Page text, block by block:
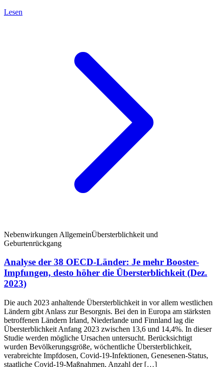
Lesen
Nebenwirkungen AllgemeinÜbersterblichkeit und
Geburtenrückgang
Analyse der 38 OECD-Länder: Je mehr Booster-
Impfungen, desto höher die Übersterblichkeit (Dez.
2023)
Die auch 2023 anhaltende Übersterblichkeit in vor allem westlichen
Ländern gibt Anlass zur Besorgnis. Bei den in Europa am stärksten
betroffenen Ländern Irland, Niederlande und Finnland lag die
Übersterblichkeit Anfang 2023 zwischen 13,6 und 14,4%. In dieser
Studie werden mögliche Ursachen untersucht. Berücksichtigt
wurden Bevölkerungsgröße, wöchentliche Übersterblichkeit,
verabreichte Impfdosen, Covid-19-Infektionen, Genesenen-Status,
staatliche Covid-19-Maßnahmen, Anzahl der […]